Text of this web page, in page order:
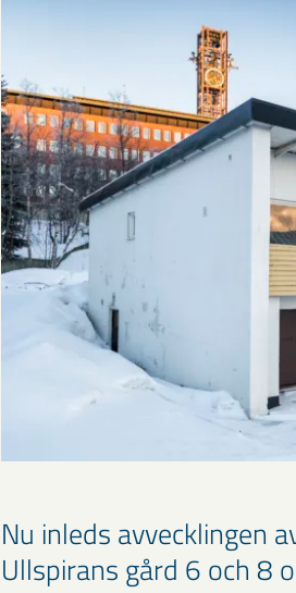
Nu inleds avvecklingen
Ullspirans gård 6 och 8